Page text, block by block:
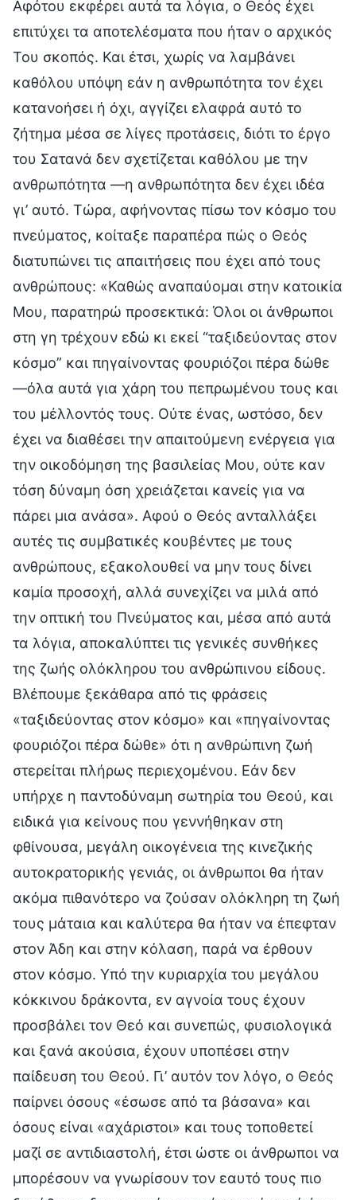
Αφότου εκφέρει αυτά τα λόγια, ο Θεός έχει
επιτύχει τα αποτελέσματα που ήταν ο αρχικός
Του σκοπός. Και έτσι, χωρίς να λαμβάνει
καθόλου υπόψη εάν η ανθρωπότητα τον έχει
κατανοήσει ή όχι, αγγίζει ελαφρά αυτό το
ζήτημα μέσα σε λίγες προτάσεις, διότι το έργο
του Σατανά δεν σχετίζεται καθόλου με την
ανθρωπότητα —η ανθρωπότητα δεν έχει ιδέα
γι’ αυτό. Τώρα, αφήνοντας πίσω τον κόσμο του
πνεύματος, κοίταξε παραπέρα πώς ο Θεός
διατυπώνει τις απαιτήσεις που έχει από τους
ανθρώπους: «Καθώς αναπαύομαι στην κατοικία
Μου, παρατηρώ προσεκτικά: Όλοι οι άνθρωποι
στη γη τρέχουν εδώ κι εκεί “ταξιδεύοντας στον
κόσμο” και πηγαίνοντας φουριόζοι πέρα δώθε
—όλα αυτά για χάρη του πεπρωμένου τους και
του μέλλοντός τους. Ούτε ένας, ωστόσο, δεν
έχει να διαθέσει την απαιτούμενη ενέργεια για
την οικοδόμηση της βασιλείας Μου, ούτε καν
τόση δύναμη όση χρειάζεται κανείς για να
πάρει μια ανάσα». Αφού ο Θεός ανταλλάξει
αυτές τις συμβατικές κουβέντες με τους
ανθρώπους, εξακολουθεί να μην τους δίνει
καμία προσοχή, αλλά συνεχίζει να μιλά από
την οπτική του Πνεύματος και, μέσα από αυτά
τα λόγια, αποκαλύπτει τις γενικές συνθήκες
της ζωής ολόκληρου του ανθρώπινου είδους.
Βλέπουμε ξεκάθαρα από τις φράσεις
«ταξιδεύοντας στον κόσμο» και «πηγαίνοντας
φουριόζοι πέρα δώθε» ότι η ανθρώπινη ζωή
στερείται πλήρως περιεχομένου. Εάν δεν
υπήρχε η παντοδύναμη σωτηρία του Θεού, και
ειδικά για κείνους που γεννήθηκαν στη
φθίνουσα, μεγάλη οικογένεια της κινεζικής
αυτοκρατορικής γενιάς, οι άνθρωποι θα ήταν
ακόμα πιθανότερο να ζούσαν ολόκληρη τη ζωή
τους μάταια και καλύτερα θα ήταν να έπεφταν
στον Άδη και στην κόλαση, παρά να έρθουν
στον κόσμο. Υπό την κυριαρχία του μεγάλου
κόκκινου δράκοντα, εν αγνοία τους έχουν
προσβάλει τον Θεό και συνεπώς, φυσιολογικά
και ξανά ακούσια, έχουν υποπέσει στην
παίδευση του Θεού. Γι’ αυτόν τον λόγο, ο Θεός
παίρνει όσους «έσωσε από τα βάσανα» και
όσους είναι «αχάριστοι» και τους τοποθετεί
μαζί σε αντιδιαστολή, έτσι ώστε οι άνθρωποι να
μπορέσουν να γνωρίσουν τον εαυτό τους πιο